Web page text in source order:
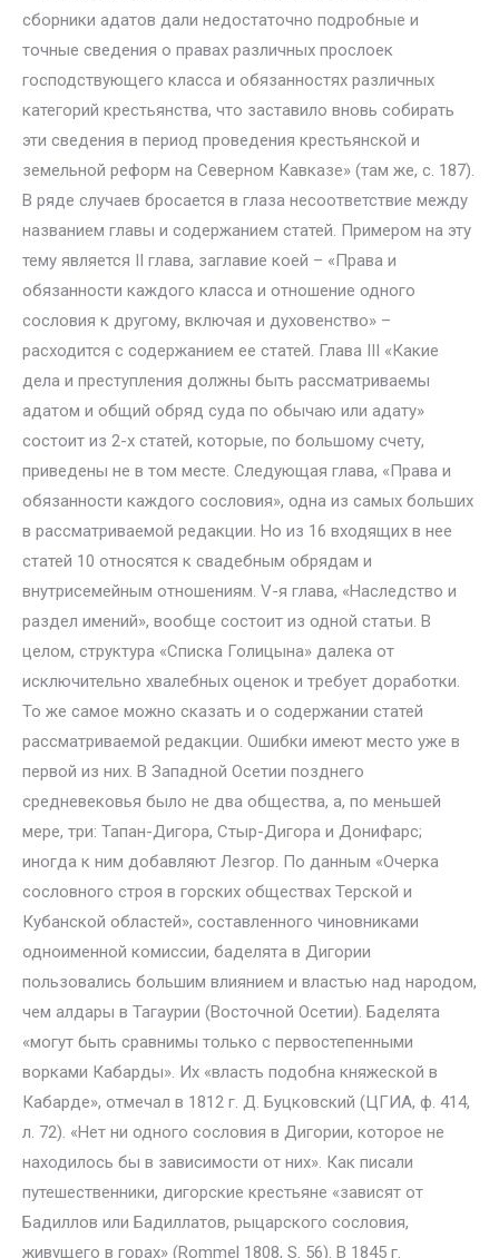
сборники адатов дали недостаточно подробные и
точные сведения о правах различных прослоек
господствующего класса и обязанностях различных
категорий крестьянства, что заставило вновь собирать
эти сведения в период проведения крестьянской и
земельной реформ на Северном Кавказе» (там же, с. 187).
В ряде случаев бросается в глаза несоответствие между
названием главы и содержанием статей. Примером на эту
тему является II глава, заглавие коей – «Права и
обязанности каждого класса и отношение одного
сословия к другому, включая и духовенство» –
расходится с содержанием ее статей. Глава III «Какие
дела и преступления должны быть рассматриваемы
адатом и общий обряд суда по обычаю или адату»
состоит из 2-х статей, которые, по большому счету,
приведены не в том месте. Следующая глава, «Права и
обязанности каждого сословия», одна из самых больших
в рассматриваемой редакции. Но из 16 входящих в нее
статей 10 относятся к свадебным обрядам и
внутрисемейным отношениям. V-я глава, «Наследство и
раздел имений», вообще состоит из одной статьи. В
целом, структура «Списка Голицына» далека от
исключительно хвалебных оценок и требует доработки.
То же самое можно сказать и о содержании статей
рассматриваемой редакции. Ошибки имеют место уже в
первой из них. В Западной Осетии позднего
средневековья было не два общества, а, по меньшей
мере, три: Тапан-Дигора, Стыр-Дигора и Донифарс;
иногда к ним добавляют Лезгор. По данным «Очерка
сословного строя в горских обществах Терской и
Кубанской областей», составленного чиновниками
одноименной комиссии, баделята в Дигории
пользовались большим влиянием и властью над народом,
чем алдары в Тагаурии (Восточной Осетии). Баделята
«могут быть сравнимы только с первостепенными
ворками Кабарды». Их «власть подобна княжеской в
Кабарде», отмечал в 1812 г. Д. Буцковский (ЦГИА, ф. 414,
л. 72). «Нет ни одного сословия в Дигории, которое не
находилось бы в зависимости от них». Как писали
путешественники, дигорские крестьяне «зависят от
Бадиллов или Бадиллатов, рыцарского сословия,
живущего в горах» (Rommel 1808, S. 56). В 1845 г.